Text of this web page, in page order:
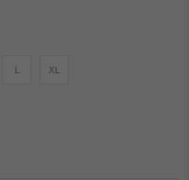
L XL